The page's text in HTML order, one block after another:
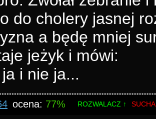
do cholery jasnej
a będę mniej
jeżyk i mówi:
i nie ja...
ocena: 77% ROZWALACZ ↑